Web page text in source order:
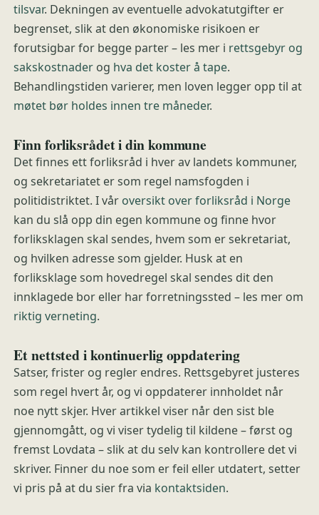
tilsvar. Dekningen av eventuelle advokatutgifter er
begrenset, slik at den økonomiske risikoen er
forutsigbar for begge parter – les mer i rettsgebyr og
sakskostnader og hva det koster å tape.
Behandlingstiden varierer, men loven legger opp til at
møtet bør holdes innen tre måneder.
Finn forliksrådet i din kommune
Det finnes ett forliksråd i hver av landets kommuner,
og sekretariatet er som regel namsfogden i
politidistriktet. I vår oversikt over forliksråd i Norge
kan du slå opp din egen kommune og finne hvor
forliksklagen skal sendes, hvem som er sekretariat,
og hvilken adresse som gjelder. Husk at en
forliksklage som hovedregel skal sendes dit den
innklagede bor eller har forretningssted – les mer om
riktig verneting.
Et nettsted i kontinuerlig oppdatering
Satser, frister og regler endres. Rettsgebyret justeres
som regel hvert år, og vi oppdaterer innholdet når
noe nytt skjer. Hver artikkel viser når den sist ble
gjennomgått, og vi viser tydelig til kildene – først og
fremst Lovdata – slik at du selv kan kontrollere det vi
skriver. Finner du noe som er feil eller utdatert, setter
vi pris på at du sier fra via kontaktsiden.